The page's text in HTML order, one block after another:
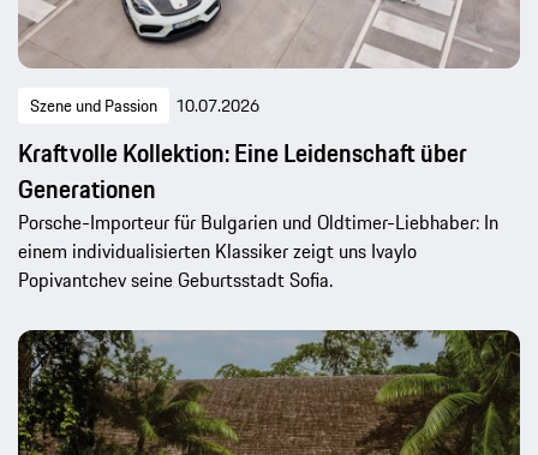
Szene und Passion 10.07.2026
Kraftvolle Kollektion: Eine Leidenschaft über
Generationen
Porsche-Importeur für Bulgarien und Oldtimer-Liebhaber: In
einem individualisierten Klassiker zeigt uns Ivaylo
Popivantchev seine Geburtsstadt Sofia.